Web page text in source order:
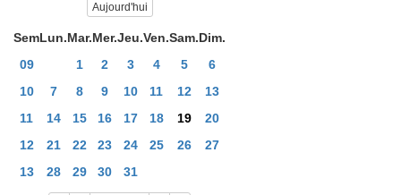
Aujourd'hui
SemLun.Mar.Mer.Jeu.Ven.Sam.Dim.
09
1 2 3 4 5
6
10
7 8 9 10 11 12
13
11
14 15 16 17 18 19
20
12
21 22 23 24 25 26
27
13
28 29 30 31